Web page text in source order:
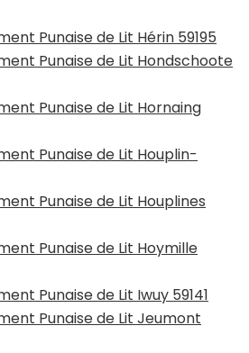
Punaise de Lit Hérin 59195
Punaise de Lit Hondschoote
Punaise de Lit Hornaing
Punaise de Lit Houplin-
Punaise de Lit Houplines
Punaise de Lit Hoymille
Punaise de Lit Iwuy 59141
Punaise de Lit Jeumont